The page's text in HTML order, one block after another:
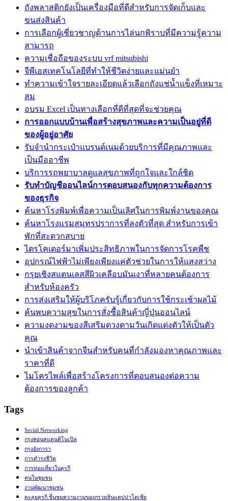
ถังพลาสติกยังเป็นเครื่องมือที่ดีสำหรับการจัดเก็บและ
ขนส่งสินค้า
การเลือกผู้เชี่ยวชาญด้านการไล่นกพิราบที่มีความรู้ความ
สามารถ
ความเชื่อถือของระบบ vrf mitsubishi
จีพีเอสเทคโนโลยีที่ทำให้ชีวิตง่ายและแม่นยำ
ทำความเข้าใจรายละเอียดแล้วเลือกถังแช่น้ำแข็งที่เหมาะ
สม
อบรม Excel เป็นทางเลือกที่ดีที่สุดที่จะช่วยคุณ
การออกแบบบ้านเพื่อสร้างสุขภาพและความเป็นอยู่ที่ดี
ของผู้อยู่อาศัย
รับจำนำกระเป๋าแบรนด์เนมด้วยบริการที่มีคุณภาพและ
เป็นมืออาชีพ
บริการรถพยาบาลดูแลสุขภาพที่ถูกใจและใกล้ชิด
รับทำบัญชีออนไลน์การตอบสนองกับทุกความต้องการ
ของธุรกิจ
ค้นหาโรงพิมพ์เพื่อความเป็นเลิศในการพิมพ์งานของคุณ
ค้นหาโรงแรมสมุทรปราการที่ลงตัวที่สุด สำหรับการเข้า
พักที่สะดวกสบาย
ไตรโคเดอร์มาเพิ่มประสิทธิภาพในการจัดการโรคพืช
อุปกรณ์ไฟฟ้าไม่เพียงเพียงแค่ตัวช่วยในการให้แสงสว่าง
กรุยเชิงสแตนเลสสีผิวเคลือบมันเงาที่หลายคนต้องการ
สำหรับห้องครัว
การส่งเสริมให้ผู้บริโภครับรู้เกี่ยวกับการใช้กระเช้าผลไม้
ค้นพบความสุขในการสั่งซื้อสินค้าญี่ปุ่นออนไลน์
ความงดงามของสีเสริมดวงตามวันเกิดแต่งตัวให้เป็นตัว
คุณ
นำเข้าสินค้าจากจีนสำหรับคนที่กำลังมองหาคุณภาพและ
ราคาที่ดี
ไมโครไพล์เพื่อสร้างโครงการที่ตอบสนองต่อความ
ต้องการของลูกค้า
Tags
Social Networking
กรุงคอนสแตนติโนเปิล
กรุงอังการา
การดำรงชีวิต
การท่องเที่ยวในตุรกี
คนในชุมชน
งานพัฒนาชุมชน
ตะลุยตุรกี ชื่นชมความงามของกรวยหินแคปปาโดเชีย